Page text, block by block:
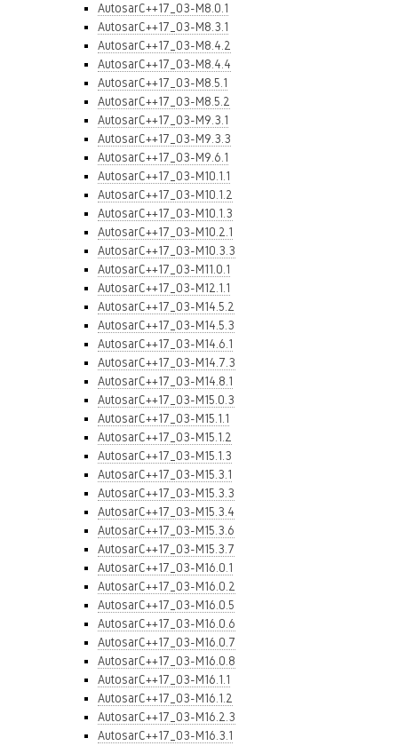
AutosarC++17_03-M8.0.1
AutosarC++17_03-M8.3.1
AutosarC++17_03-M8.4.2
AutosarC++17_03-M8.4.4
AutosarC++17_03-M8.5.1
AutosarC++17_03-M8.5.2
AutosarC++17_03-M9.3.1
AutosarC++17_03-M9.3.3
AutosarC++17_03-M9.6.1
AutosarC++17_03-M10.1.1
AutosarC++17_03-M10.1.2
AutosarC++17_03-M10.1.3
AutosarC++17_03-M10.2.1
AutosarC++17_03-M10.3.3
AutosarC++17_03-M11.0.1
AutosarC++17_03-M12.1.1
AutosarC++17_03-M14.5.2
AutosarC++17_03-M14.5.3
AutosarC++17_03-M14.6.1
AutosarC++17_03-M14.7.3
AutosarC++17_03-M14.8.1
AutosarC++17_03-M15.0.3
AutosarC++17_03-M15.1.1
AutosarC++17_03-M15.1.2
AutosarC++17_03-M15.1.3
AutosarC++17_03-M15.3.1
AutosarC++17_03-M15.3.3
AutosarC++17_03-M15.3.4
AutosarC++17_03-M15.3.6
AutosarC++17_03-M15.3.7
AutosarC++17_03-M16.0.1
AutosarC++17_03-M16.0.2
AutosarC++17_03-M16.0.5
AutosarC++17_03-M16.0.6
AutosarC++17_03-M16.0.7
AutosarC++17_03-M16.0.8
AutosarC++17_03-M16.1.1
AutosarC++17_03-M16.1.2
AutosarC++17_03-M16.2.3
AutosarC++17_03-M16.3.1